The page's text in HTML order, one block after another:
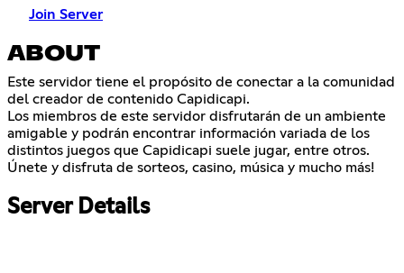
Join Server
ABOUT
Este servidor tiene el propósito de conectar a la comunidad
del creador de contenido Capidicapi.
Los miembros de este servidor disfrutarán de un ambiente
amigable y podrán encontrar información variada de los
distintos juegos que Capidicapi suele jugar, entre otros.
Únete y disfruta de sorteos, casino, música y mucho más!
Server Details